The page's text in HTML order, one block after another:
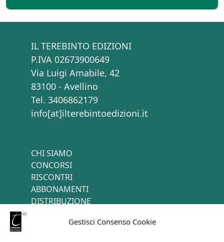
Gestisci Consenso Cookie
IL TEREBINTO EDIZIONI
P.IVA 02673900649
Via Luigi Amabile, 42
83100 - Avellino
Tel. 3406862179
info[at]ilterebintoedizioni.it
CHI SIAMO
CONCORSI
RISCONTRI
ABBONAMENTI
DISTRIBUZIONE